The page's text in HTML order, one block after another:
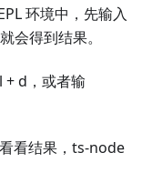
环境中，先输入
会得到结果。
+ d，或者输
看结果，ts-node